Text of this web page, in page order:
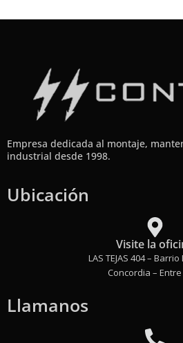
Empresa dedicada al montaje,
industrial desde 1998.
Ubicación
Visite la
LAS TEJAS 404 –
Concordia – Entre
Llamanos